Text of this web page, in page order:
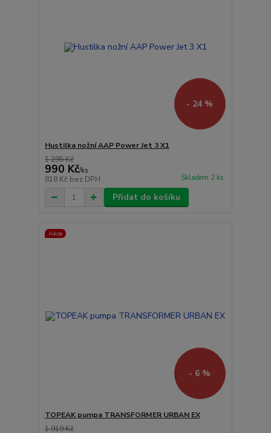
- 24 %
Hustilka nožní AAP Power Jet 3 X1
1 295 Kč
990 Kč/ks
818 Kč bez DPH Skladem 2 ks
Přidat do košíku
Akce
- 6 %
TOPEAK pumpa TRANSFORMER URBAN EX
1 919 Kč